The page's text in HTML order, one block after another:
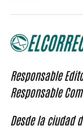
Responsable
Responsable
Desde la ciudad